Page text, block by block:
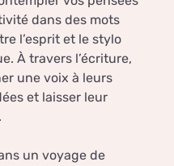
dans des mots
l’esprit et le stylo
À travers l’écriture,
une voix à leurs
et laisser leur
un voyage de